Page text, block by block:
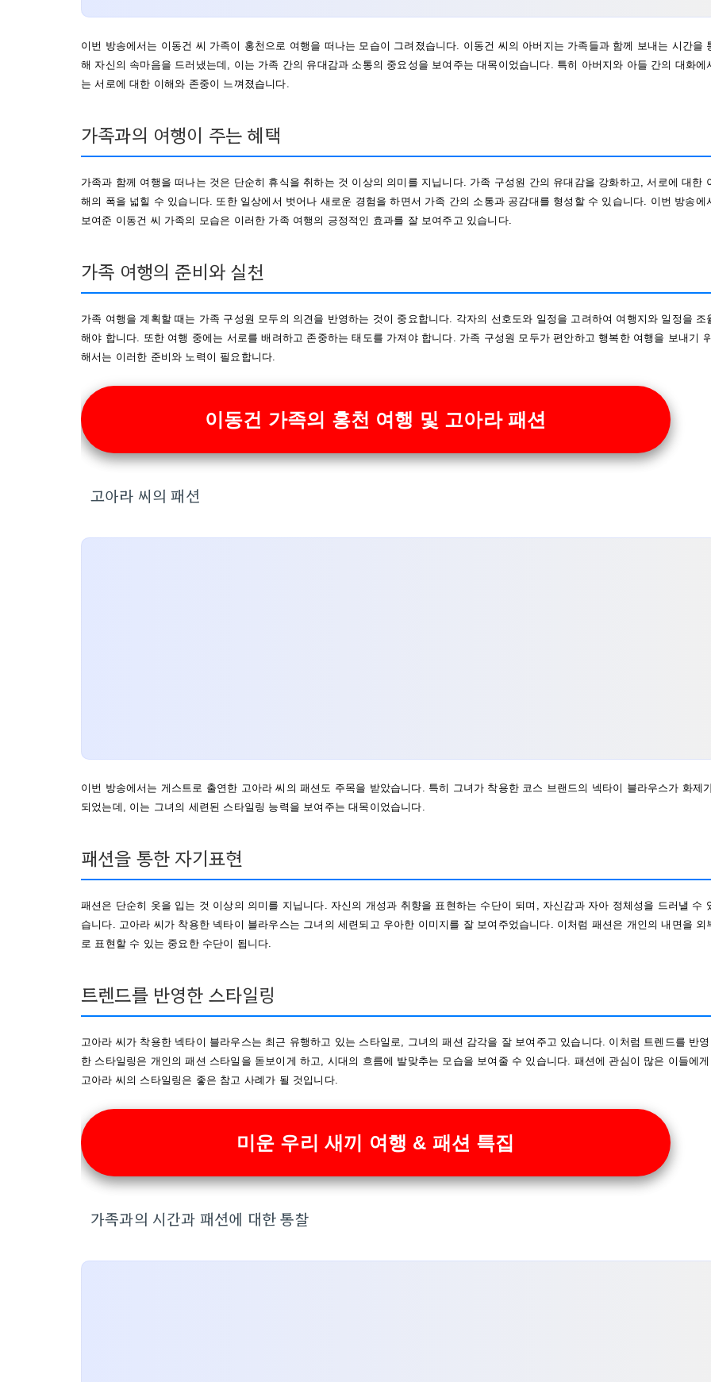
이번 방송에서는 이동건 씨 가족이 홍천으로 여행을 떠나는 모습이 그려졌습니다. 이동건 씨의 아버지는 가족들과 함께 보내는 시간을
해 자신의 속마음을 드러냈는데, 이는 가족 간의 유대감과 소통의 중요성을 보여주는 대목이었습니다. 특히 아버지와 아들 간의 대화에
는 서로에 대한 이해와 존중이 느껴졌습니다.
가족과의 여행이 주는 혜택
가족과 함께 여행을 떠나는 것은 단순히 휴식을 취하는 것 이상의 의미를 지닙니다. 가족 구성원 간의 유대감을 강화하고, 서로에 대한
해의 폭을 넓힐 수 있습니다. 또한 일상에서 벗어나 새로운 경험을 하면서 가족 간의 소통과 공감대를 형성할 수 있습니다. 이번 방송에
보여준 이동건 씨 가족의 모습은 이러한 가족 여행의 긍정적인 효과를 잘 보여주고 있습니다.
가족 여행의 준비와 실천
가족 여행을 계획할 때는 가족 구성원 모두의 의견을 반영하는 것이 중요합니다. 각자의 선호도와 일정을 고려하여 여행지와 일정을 조
해야 합니다. 또한 여행 중에는 서로를 배려하고 존중하는 태도를 가져야 합니다. 가족 구성원 모두가 편안하고 행복한 여행을 보내기
해서는 이러한 준비와 노력이 필요합니다.
이동건 가족의 홍천 여행 및 고아라 패션
고아라 씨의 패션
이번 방송에서는 게스트로 출연한 고아라 씨의 패션도 주목을 받았습니다. 특히 그녀가 착용한 코스 브랜드의 넥타이 블라우스가 화제
되었는데, 이는 그녀의 세련된 스타일링 능력을 보여주는 대목이었습니다.
패션을 통한 자기표현
패션은 단순히 옷을 입는 것 이상의 의미를 지닙니다. 자신의 개성과 취향을 표현하는 수단이 되며, 자신감과 자아 정체성을 드러낼 수
습니다. 고아라 씨가 착용한 넥타이 블라우스는 그녀의 세련되고 우아한 이미지를 잘 보여주었습니다. 이처럼 패션은 개인의 내면을 외
로 표현할 수 있는 중요한 수단이 됩니다.
트렌드를 반영한 스타일링
고아라 씨가 착용한 넥타이 블라우스는 최근 유행하고 있는 스타일로, 그녀의 패션 감각을 잘 보여주고 있습니다. 이처럼 트렌드를 반영
한 스타일링은 개인의 패션 스타일을 돋보이게 하고, 시대의 흐름에 발맞추는 모습을 보여줄 수 있습니다. 패션에 관심이 많은 이들에게
고아라 씨의 스타일링은 좋은 참고 사례가 될 것입니다.
미운 우리 새끼 여행 & 패션 특집
가족과의 시간과 패션에 대한 통찰